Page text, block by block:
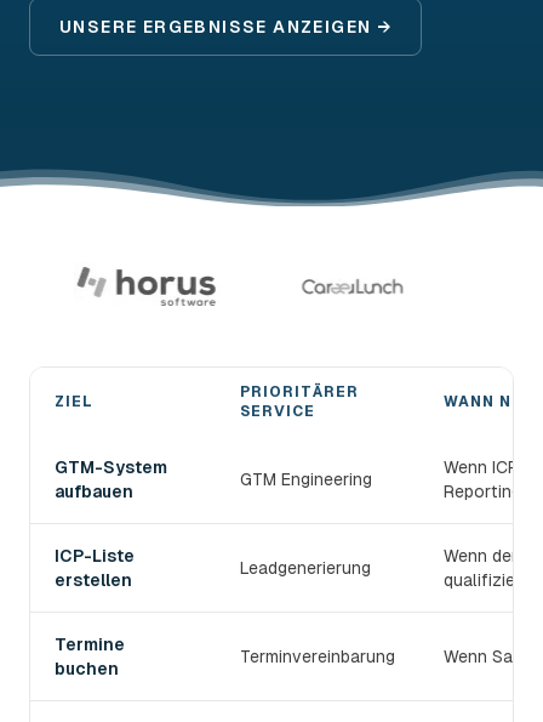
UNSERE ERGEBNISSE ANZEIGEN →
ZIEL
PRIORITÄRER
SERVICE
WANN
GTM-System
aufbauen
GTM Engineering
Wenn ICP,
Reporting
ICP-Liste
erstellen
Leadgenerierung
Wenn der
qualifiziert
Termine
buchen
Terminvereinbarung Wenn